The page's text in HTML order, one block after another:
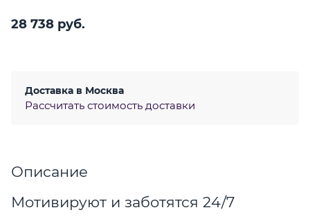
28 738 руб.
Доставка в Москва
Рассчитать стоимость доставки
Описание
Мотивируют и заботятся 24/7